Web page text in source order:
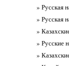
» Русская
» Русская
»
» Русские
»